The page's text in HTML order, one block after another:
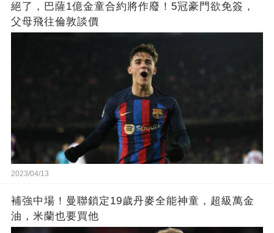
絕了，巴薩1億金童合約將作廢！5冠豪門欲免簽，
父母飛往倫敦談價
2023/04/13
補強中場！曼聯鎖定19歲丹麥全能神童，超級萬金
油，米蘭也要買他